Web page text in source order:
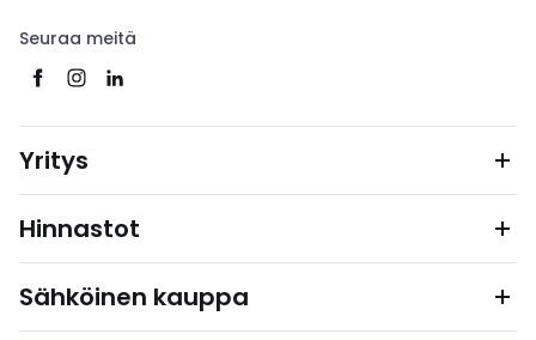
Seuraa meitä
Yritys
Hinnastot
Sähköinen kauppa